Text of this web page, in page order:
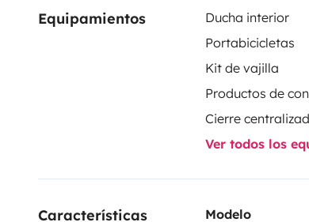
Equipamientos Ducha interior
Portabicicletas
Kit de vajilla
Productos de
Cierre
Ver todos los
Características
Modelo